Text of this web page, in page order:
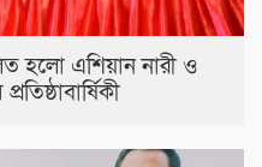
হলো এশিয়ান নারী ও